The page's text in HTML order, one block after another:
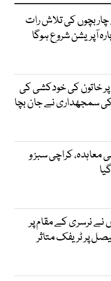
چار بچوں کی تلاش رات
آپریشن شروع ہوگا
پر خاتون کی خودکشی کی
سمجھداری نے جان بچا
کراچی سبز و
نرسری کے مقام پر
پر ٹریفک متاثر